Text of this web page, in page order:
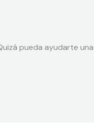
pueda ayudarte